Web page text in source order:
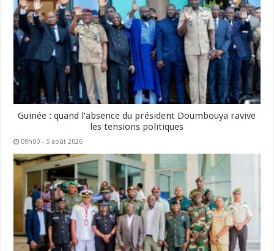
Guinée : quand l’absence du président Doumbouya ravive
les tensions politiques
09h00 - 5 août 2026